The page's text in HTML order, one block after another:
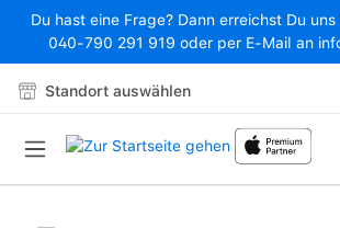
Zum Hauptinhalt springen
Du hast eine Frage? Dann erreichst Du
040-790 291 919 oder per E-Mail an
Standort auswählen